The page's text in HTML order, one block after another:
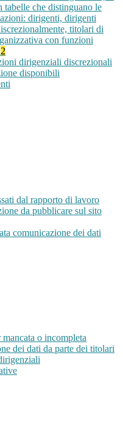
tabelle che distinguano le
dirigenti, dirigenti
titolari di
con funzioni
2
dirigenziali discrezionali
disponibili
dal rapporto di lavoro
da pubblicare sul sito
comunicazione dei dati
mancata o incompleta
dei dati da parte dei titolari